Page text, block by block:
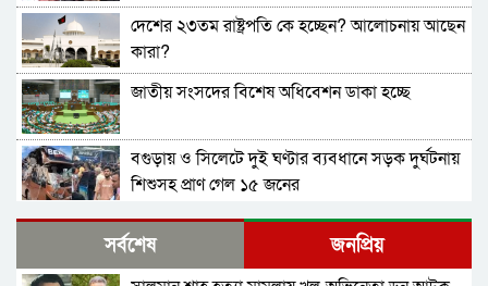
দেশের ২৩তম রাষ্ট্রপতি কে হচ্ছেন? আলোচনায় আছেন
কারা?
জাতীয় সংসদের বিশেষ অধিবেশন ডাকা হচ্ছে
বগুড়ায় ও সিলেটে দুই ঘণ্টার ব্যবধানে সড়ক দুর্ঘটনায়
শিশুসহ প্রাণ গেল ১৫ জনের
বিমানবন্দরে ভিআইপি-সিআইপিসহ সবাইকে তল্লাশির
নির্দেশ
সর্বশেষ জনপ্রিয়